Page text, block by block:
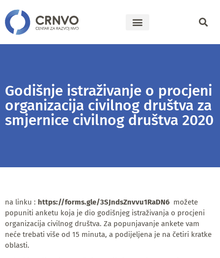
Godišnje istraživanje o procjeni
organizacija civilnog društva za
smjernice civilnog društva 2020
na linku : https://forms.gle/3SJndsZnvvu1RaDN6 možete
popuniti anketu koja je dio godišnjeg istraživanja o procjeni
organizacija civilnog društva. Za popunjavanje ankete vam
neće trebati više od 15 minuta, a podijeljena je na četiri kratke
oblasti.